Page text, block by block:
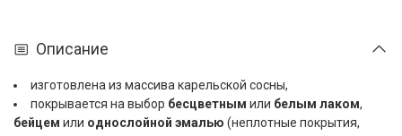
Описание
изготовлена из массива карельской сосны,
покрывается на выбор бесцветным или белым лаком,
бейцем или однослойной эмалью (неплотные покрытия,